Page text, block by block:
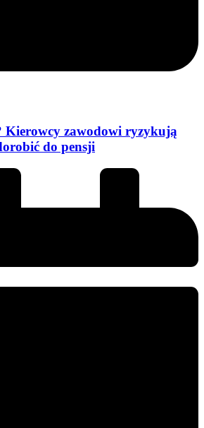
Kierowcy zawodowi ryzykują
do pensji